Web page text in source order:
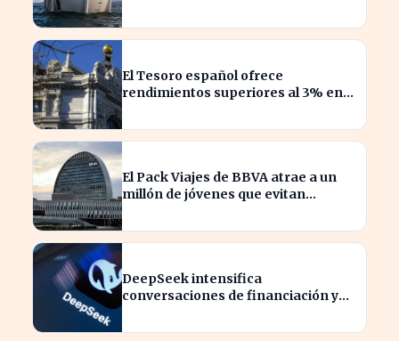
El Tesoro español ofrece
rendimientos superiores al 3% en
El Pack Viajes de BBVA atrae a un
millón de jóvenes que evitan
DeepSeek intensifica
conversaciones de financiación y
modelos